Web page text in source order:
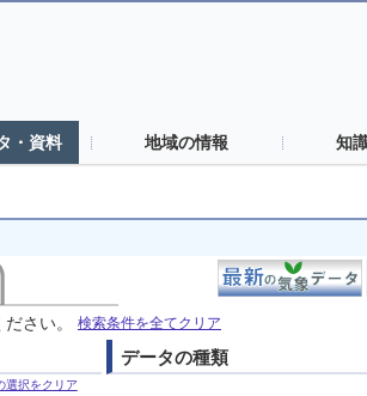
・資料 地域の情報 知
さい。 検索条件を全てクリア
選択をクリア
データの種類